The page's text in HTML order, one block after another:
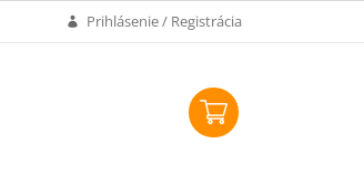
Prihlásenie / Registrácia